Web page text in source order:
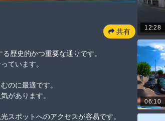
共有
歴史的かつ重要な通りです。
ています。
のに最適です。
があります。
スポットへのアクセスが容易です。
12:28
06:10